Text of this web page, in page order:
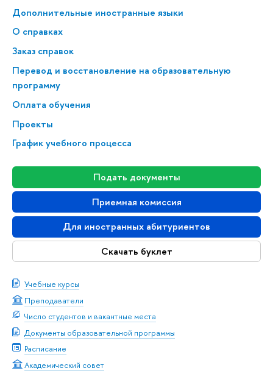
Дополнительные иностранные языки
О справках
Заказ справок
Перевод и восстановление на образовательную
программу
Оплата обучения
Проекты
График учебного процесса
Подать документы
Приемная комиссия
Для иностранных абитуриентов
Скачать буклет
Учебные курсы
Преподаватели
Число студентов и вакантные места
Документы образовательной программы
Расписание
Академический совет